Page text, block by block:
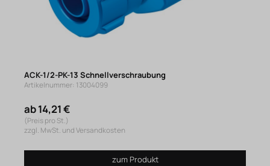
ACK-1/2-PK-13 Schnellverschraubung
Artikelnummer: 13004099
ab 14,21 €
(Preis pro St.)
zzgl. MwSt. und Versandkosten
zum Produkt